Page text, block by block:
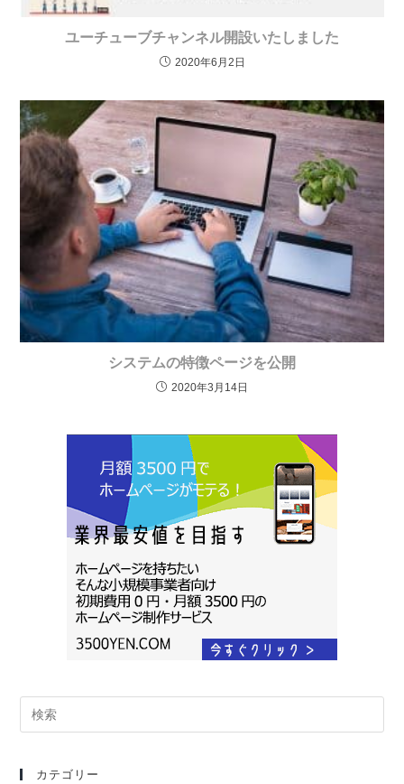
ユーチューブチャンネル開設いたしました
2020年6月2日
システムの特徴ページを公開
2020年3月14日
カテゴリー